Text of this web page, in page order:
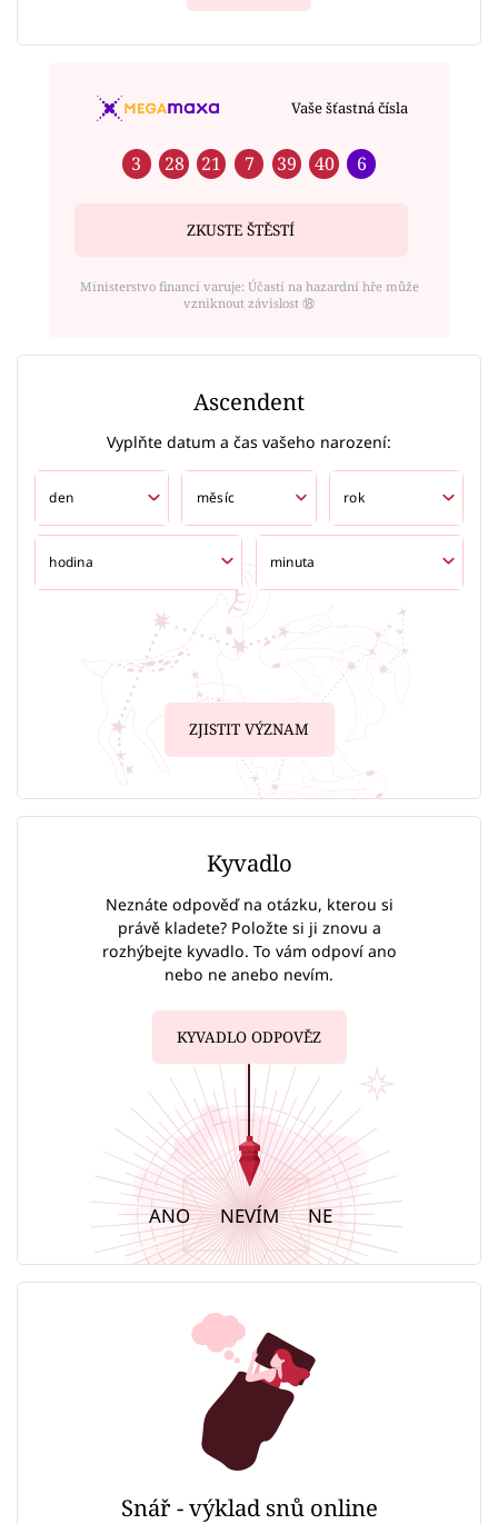
Vaše šťastná čísla
3 28 21 7 39 40 6
ZKUSTE ŠTĚSTÍ
Ministerstvo financí varuje: Účastí na hazardní hře může
vzniknout závislost ⑱
Ascendent
Vyplňte datum a čas vašeho narození:
ZJISTIT VÝZNAM
Kyvadlo
Neznáte odpověď na otázku, kterou si
právě kladete? Položte si ji znovu a
rozhýbejte kyvadlo. To vám odpoví ano
nebo ne anebo nevím.
KYVADLO ODPOVĚZ
ANO NEVÍM NE
Snář - výklad snů online